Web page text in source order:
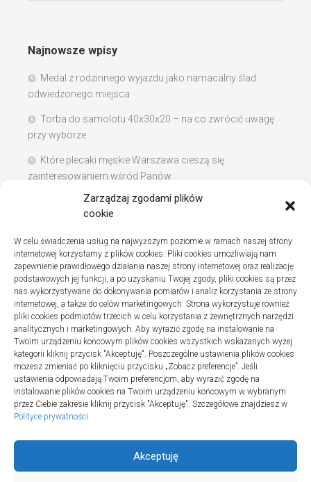
Zarządzaj zgodami plików
cookie
W celu świadczenia usług na najwyższym poziomie w ramach naszej strony
internetowej korzystamy z plików cookies. Pliki cookies umożliwiają nam
zapewnienie prawidłowego działania naszej strony internetowej oraz realizację
podstawowych jej funkcji, a po uzyskaniu Twojej zgody, pliki cookies są przez
nas wykorzystywane do dokonywania pomiarów i analiz korzystania ze strony
internetowej, a także do celów marketingowych. Strona wykorzystuje również
pliki cookies podmiotów trzecich w celu korzystania z zewnętrznych narzędzi
analitycznych i marketingowych. Aby wyrazić zgodę na instalowanie na
Twoim urządzeniu końcowym plików cookies wszystkich wskazanych wyżej
kategorii kliknij przycisk "Akceptuję". Poszczególne ustawienia plików cookies
możesz zmieniać po kliknięciu przycisku „Zobacz preferencje”. Jeśli
ustawienia odpowiadają Twoim preferencjom, aby wyrazić zgodę na
instalowanie plików cookies na Twoim urządzeniu końcowym w wybranym
przez Ciebie zakresie kliknij przycisk "Akceptuję". Szczegółowe znajdziesz w
Polityce prywatności.
Akceptuję
Najnowsze wpisy
Medal z rodzinnego wyjazdu jako namacalny ślad
odwiedzonego miejsca
Torba do samolotu 40x30x20 – na co zwrócić uwagę
przy wyborze
Które plecaki męskie Warszawa cieszą się
zainteresowaniem wśród Panów
Instalacje sanitarne w szpitalach – jak wybrać dobrą
Na co zwracać uwagę podczas szukania noclegów
nad Bałtykiem
Najnowsze komentarze
GosiaoFizjoterapia – jak ekspresowo przywrócić
sprawność po urazie?